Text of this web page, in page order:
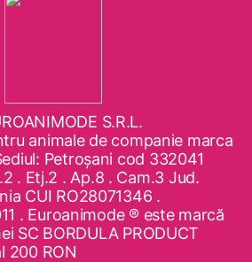
S.R.L.
animale de companie marca
Petroşani cod 332041
. Etj.2 . Ap.8 . Cam.3 Jud.
CUI RO28071346 .
. Euroanimode ® este marcă
SC BORDULA PRODUCT
200 RON